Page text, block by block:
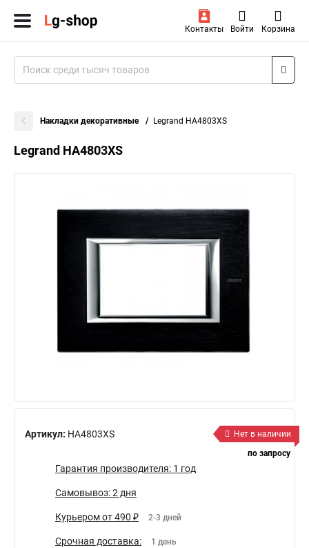
Контакты Войти Корзина
Накладки декоративные Legrand HA4803XS
Legrand HA4803XS
Артикул: HA4803XS
Нет в наличии
по запросу
Гарантия производителя: 1 год
Самовывоз: 2 дня
Курьером от 490 ₽ 2-3 дней
Срочная доставка: 1 день